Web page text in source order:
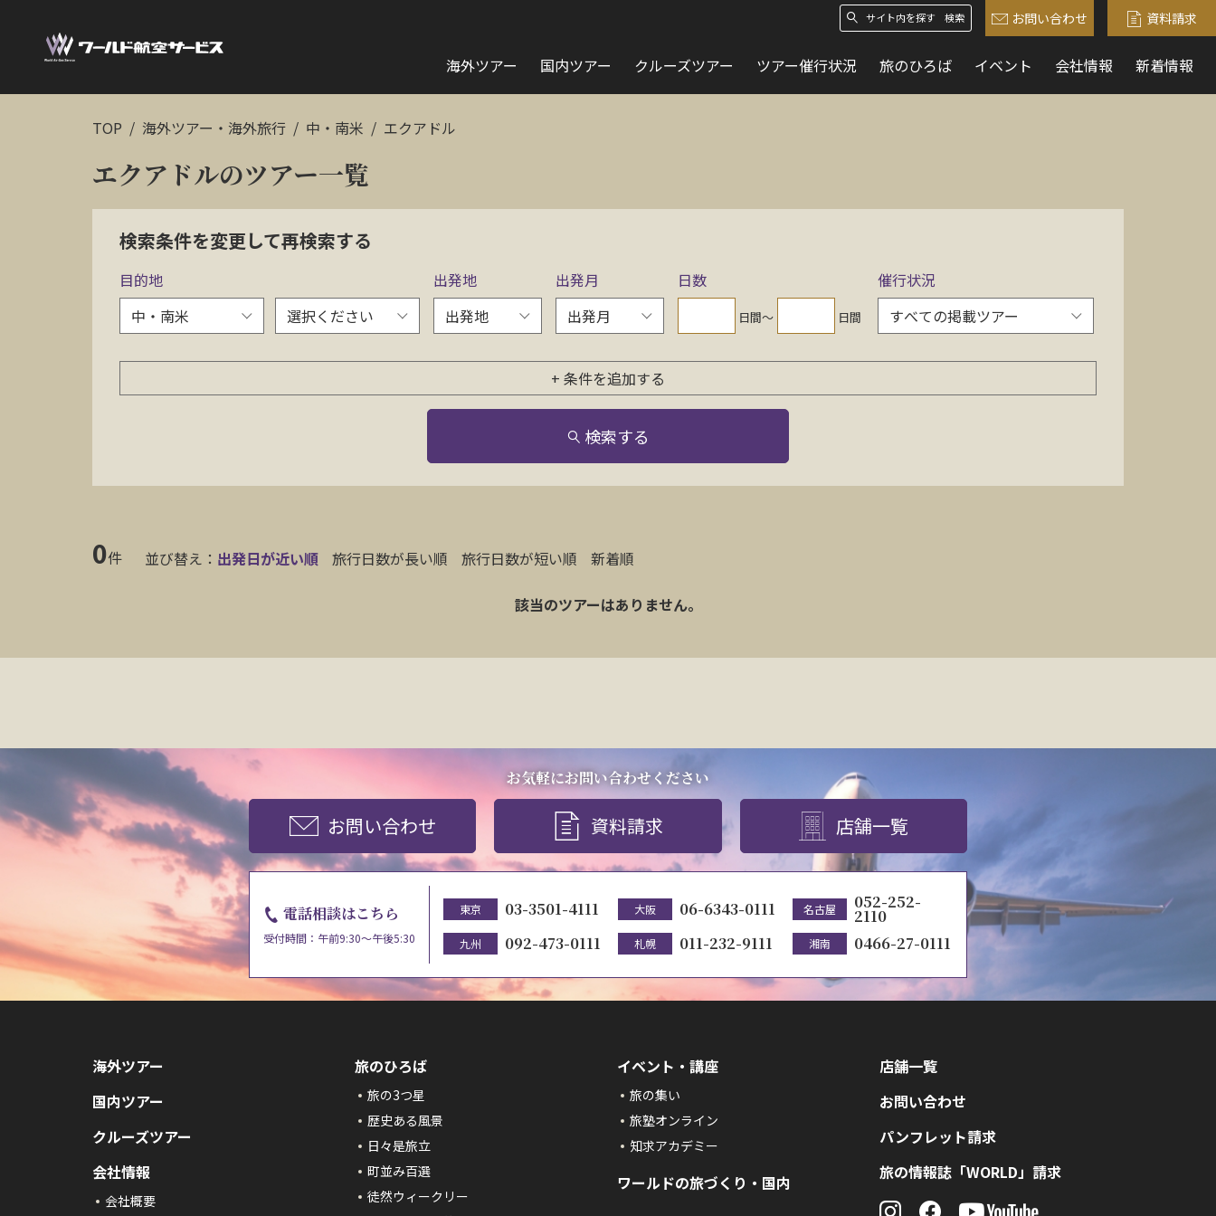
検索 お問い合わせ 資料請求
海外ツアー 国内ツアー クルーズツアー ツアー催行状況 旅のひろば イベント 会社情報 新着情報
TOP 海外ツアー・海外旅行 中・南米 エクアドル
エクアドルのツアー一覧
検索条件を変更して再検索する
目的地 出発地 出発月 日数
日間〜 日間
催行状況
+ 条件を追加する
検索する
0件 並び替え： 出発日が近い順 旅行日数が長い順 旅行日数が短い順 新着順
該当のツアーはありません。
お気軽にお問い合わせください
お問い合わせ 資料請求 店舗一覧
電話相談はこちら
受付時間：午前9:30～午後5:30
東京 03-3501-4111 大阪 06-6343-0111 名古屋 052-252-
2110
九州 092-473-0111 札幌 011-232-9111 湘南 0466-27-0111
海外ツアー
国内ツアー
クルーズツアー
会社情報
会社概要
旅のひろば
旅の3つ星
歴史ある風景
日々是旅立
町並み百選
徒然ウィークリー
イベント・講座
旅の集い
旅塾オンライン
知求アカデミー
ワールドの旅づくり・国内
店舗一覧
お問い合わせ
パンフレット請求
旅の情報誌「WORLD」請求